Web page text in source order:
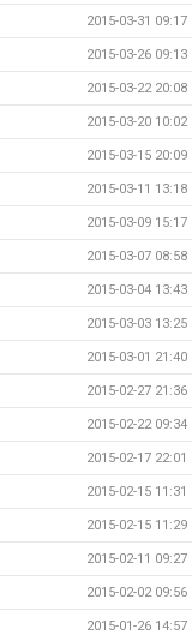
2015-03-31 09:17
2015-03-26 09:13
2015-03-22 20:08
2015-03-20 10:02
2015-03-15 20:09
2015-03-11 13:18
2015-03-09 15:17
2015-03-07 08:58
2015-03-04 13:43
2015-03-03 13:25
2015-03-01 21:40
2015-02-27 21:36
2015-02-22 09:34
2015-02-17 22:01
2015-02-15 11:31
2015-02-15 11:29
2015-02-11 09:27
2015-02-02 09:56
2015-01-26 14:57